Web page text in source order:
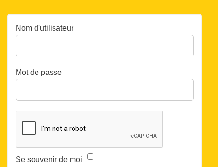
Nom d'utilisateur
Mot de passe
Se souvenir de moi